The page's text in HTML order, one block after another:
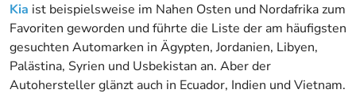
Kia ist beispielsweise im Nahen Osten und Nordafrika zum
Favoriten geworden und führte die Liste der am häufigsten
gesuchten Automarken in Ägypten, Jordanien, Libyen,
Palästina, Syrien und Usbekistan an. Aber der
Autohersteller glänzt auch in Ecuador, Indien und Vietnam.